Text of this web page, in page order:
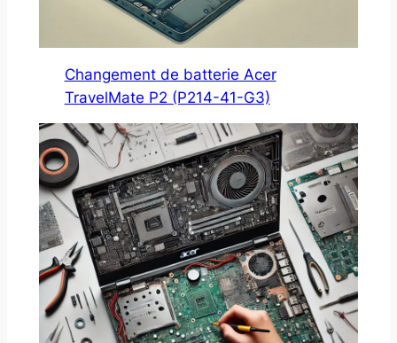
Changement de batterie Acer
TravelMate P2 (P214-41-G3)